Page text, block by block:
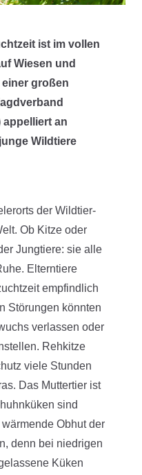
ist im vollen
Wiesen und
großen
appelliert an
Wildtiere
der Wildtier-
Ob Kitze oder
Jungtiere: sie alle
Elterntiere
empfindlich
Störungen könnten
verlassen oder
Rehkitze
viele Stunden
Das Muttertier ist
sind
Obhut der
denn bei niedrigen
Küken